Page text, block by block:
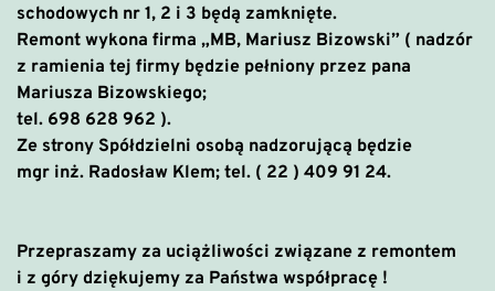
schodowych nr 1, 2 i 3 będą zamknięte.
Remont wykona firma „MB, Mariusz Bizowski” ( nadzór
z ramienia tej firmy będzie pełniony przez pana
Mariusza Bizowskiego;
tel. 698 628 962 ).
Ze strony Spółdzielni osobą nadzorującą będzie
mgr inż. Radosław Klem; tel. ( 22 ) 409 91 24.
Przepraszamy za uciążliwości związane z remontem
i z góry dziękujemy za Państwa współpracę !